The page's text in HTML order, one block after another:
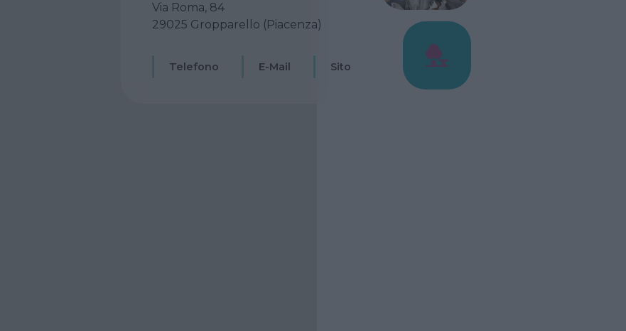
Via Roma, 84
29025 Gropparello (Piacenza)
Telefono E-Mail Sito